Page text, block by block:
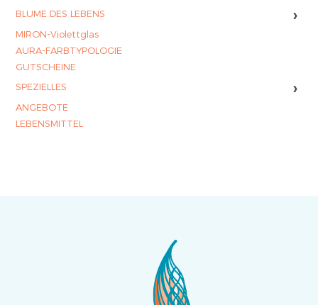
BLUME DES LEBENS ›
MIRON-Violettglas
AURA-FARBTYPOLOGIE
GUTSCHEINE
SPEZIELLES
›
ANGEBOTE
LEBENSMITTEL